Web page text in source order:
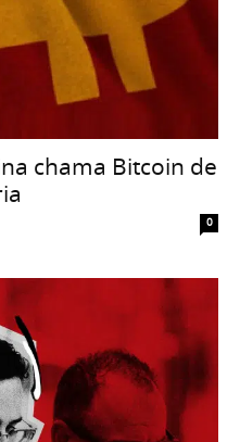
chama Bitcoin de
0